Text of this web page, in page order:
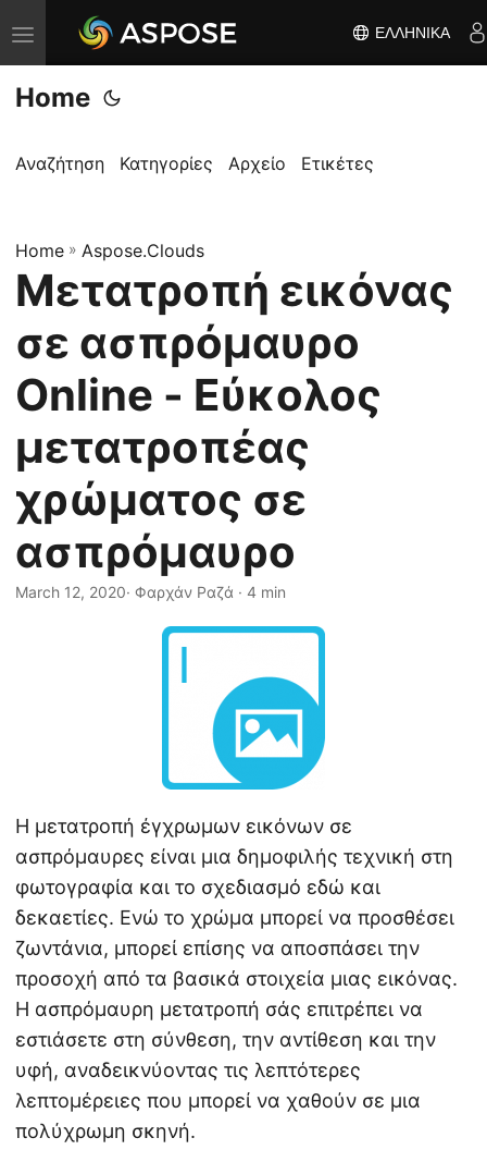
Ε
ν
α
λ
ή
π
λ
ο
ή
γ
η
σ
η
ς
ΕΛΛΗΝΙΚΆ
Home
Αναζήτηση Κατηγορίες Αρχείο Ετικέτες
Home » Aspose.Clouds
Μετατροπή εικόνας
σε ασπρόμαυρο
Online - Εύκολος
μετατροπέας
χρώματος σε
ασπρόμαυρο
March 12, 2020· Φαρχάν Ραζά · 4 min
Η μετατροπή έγχρωμων εικόνων σε
ασπρόμαυρες είναι μια δημοφιλής τεχνική στη
φωτογραφία και το σχεδιασμό εδώ και
δεκαετίες. Ενώ το χρώμα μπορεί να προσθέσει
ζωντάνια, μπορεί επίσης να αποσπάσει την
προσοχή από τα βασικά στοιχεία μιας εικόνας.
Η ασπρόμαυρη μετατροπή σάς επιτρέπει να
εστιάσετε στη σύνθεση, την αντίθεση και την
υφή, αναδεικνύοντας τις λεπτότερες
λεπτομέρειες που μπορεί να χαθούν σε μια
πολύχρωμη σκηνή.